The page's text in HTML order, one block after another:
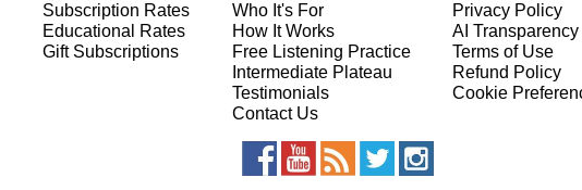
Subscription Rates
Educational Rates
Gift Subscriptions
Who It's For
How It Works
Free Listening Practice
Intermediate Plateau
Testimonials
Contact Us
Privacy Policy
AI
Terms of Use
Refund Policy
Cookie